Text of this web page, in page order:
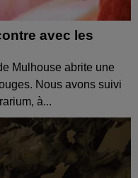
avec les
Mulhouse abrite une
Nous avons suivi
à...